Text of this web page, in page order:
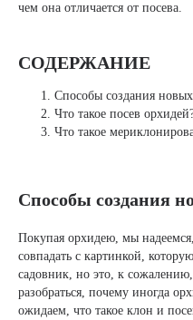
чем она отличается от посева.
СОДЕРЖАНИЕ
Способы создания
Что такое посев
Что такое
Способы создания
Покупая орхидею, мы
совпадать с картинкой,
садовник, но это, к
разобраться, почему иногда
ожидаем, что такое клон и